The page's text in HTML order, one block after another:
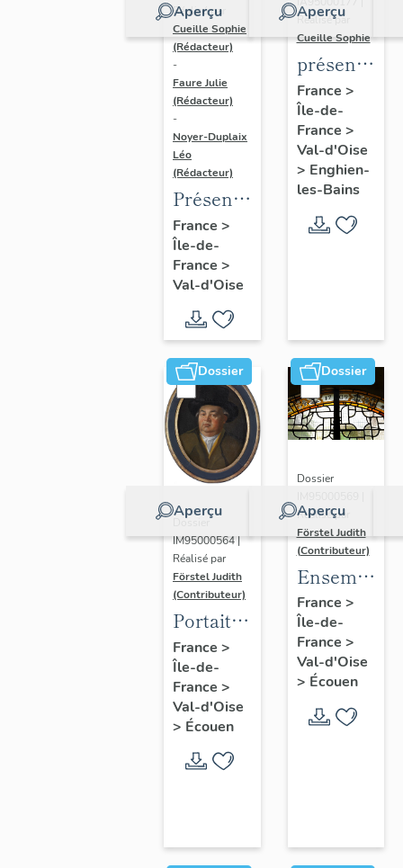
Aperçu
Réalisé par
Cueille Sophie
(Rédacteur)
-
Faure Julie
(Rédacteur)
-
Noyer-Duplaix
Léo
(Rédacteur)
Présentation
de
l'étude
du
de
l'agglomération
de
Cergy-
Pontoise
France >
Île-de-
France >
Val-d'Oise
Aperçu
Réalisé par
Cueille Sophie
de
l'étude
du
patrimoine
d'Enghien-
Les-
Bains
France >
Île-de-
France >
Val-d'Oise
> Enghien-
les-Bains
Dossier
Aperçu
Dossier
IM95000564 |
Réalisé par
Förstel Judith
(Contributeur)
Portait
d'homme
en
médaillon
ovale.
France >
Île-de-
France >
Val-d'Oise
> Écouen
Dossier
Aperçu
Dossier
Réalisé par
Förstel Judith
(Contributeur)
Ensemble
des
verrières
du
XVIIIe
siècle
France >
Île-de-
France >
Val-d'Oise
> Écouen